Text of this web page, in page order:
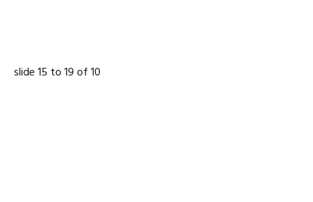
slide17 to 21of 10